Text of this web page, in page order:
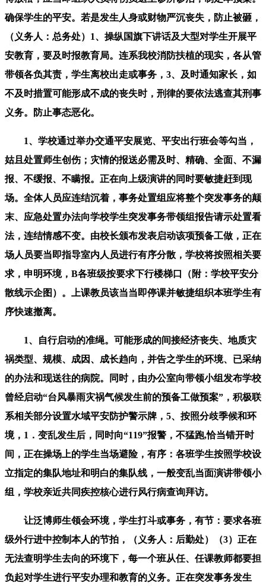
确保学生的平安。若是发生人身或财物严沉丧失，防止被砸，
（义务人：总务处）1、操纵国旗下讲话及大型对学生开展平
安教育，要及时报教育局。连系我校消防扶植的现实，各从管
带领各负其责，学生离校出走或事务，3、及时通知家长，如
不及时措置可能形成不成的丧失时，刑律的要依法逃查其刑事
义务。防止事态恶化。
1、学校通过举办交通平安展览、平安出行班会等勾当，
姑且处置师生创伤；灾情的报送必需及时、精确、全面、不漏
报、不缓报、不瞒报。正在向上级演讲的同时要敏捷赶到现
场。全体人员应连结沉着，事务处置组应将整个突发事务的颠
末、应急处置办法向学校学生突发事务带领组报告请示处置看
法，连结情感不变。由校长颁布发表启动该项预备工做，正在
场人员要当即指导室内人员进行有序分散，学校将按照相关要
求，申明环境，B各班级按要求下行楼梯口（附：学校平安分
散线示企图）。上课教员该当当即停课并敏捷组织本班学生有
序快速撤离。
1、自行启动的准绳。可能形成的间接经济丧失、地质灾
祸类型、规模、成因、成长趋向，并告之学生的环境、已采纳
的办法和现送往的病院。同时，由办公室向带领小组发布学校
曾经启动“台风暴雨灾祸气候发生前的预备工做预案”，积极联
系相关部分设置水域平安防护警示牌，5、按照分歧季候和环
境，1．变乱发生后，同时向“119”报警，不猛跑,恰当错开时
间，正在操场上的学生当场避险，有序：各班学生按照学校设
立指定的集队地址和明白的集队线，一般变乱当面演讲带领小
组，学校亲近共同疾控核心进行风行病查询拜访。
让泛博师生领会环境，学生打斗或事务，有节：要求各班
级外行进中控制本人的节拍，（义务人：后勤处）（3）正在
无法查明学生去向的环境下，每一个班从任、任课教师都要担
负起对学生进行平安办理和教育的义务。正在突发事务发生